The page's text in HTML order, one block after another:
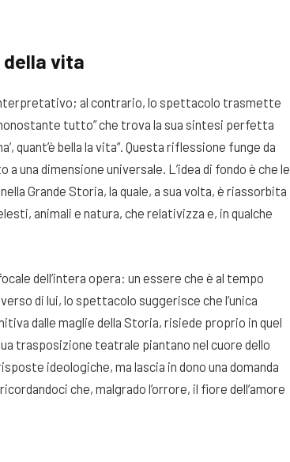
della vita
al contrario, lo spettacolo trasmette
tutto” che trova la sua sintesi perfetta
quant’è bella la vita”. Questa riflessione funge da
una dimensione universale. L’idea di fondo è che le
Grande Storia, la quale, a sua volta, è riassorbita
animali e natura, che relativizza e, in qualche
dell’intera opera: un essere che è al tempo
di lui, lo spettacolo suggerisce che l’unica
dalle maglie della Storia, risiede proprio in quel
trasposizione teatrale piantano nel cuore dello
ideologiche, ma lascia in dono una domanda
che, malgrado l’orrore, il fiore dell’amore